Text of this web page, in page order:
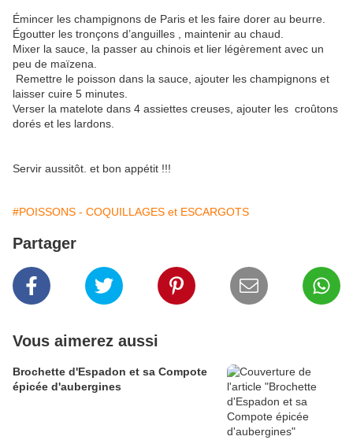
Émincer les champignons de Paris et les faire dorer au beurre.
Égoutter les tronçons d’anguilles , maintenir au chaud.
Mixer la sauce, la passer au chinois et lier légèrement avec un
peu de maïzena.
Remettre le poisson dans la sauce, ajouter les champignons et
laisser cuire 5 minutes.
Verser la matelote dans 4 assiettes creuses, ajouter les croûtons
dorés et les lardons.
Servir aussitôt. et bon appétit !!!
#POISSONS - COQUILLAGES et ESCARGOTS
Partager
Vous aimerez aussi
Brochette d'Espadon et sa Compote
épicée d'aubergines